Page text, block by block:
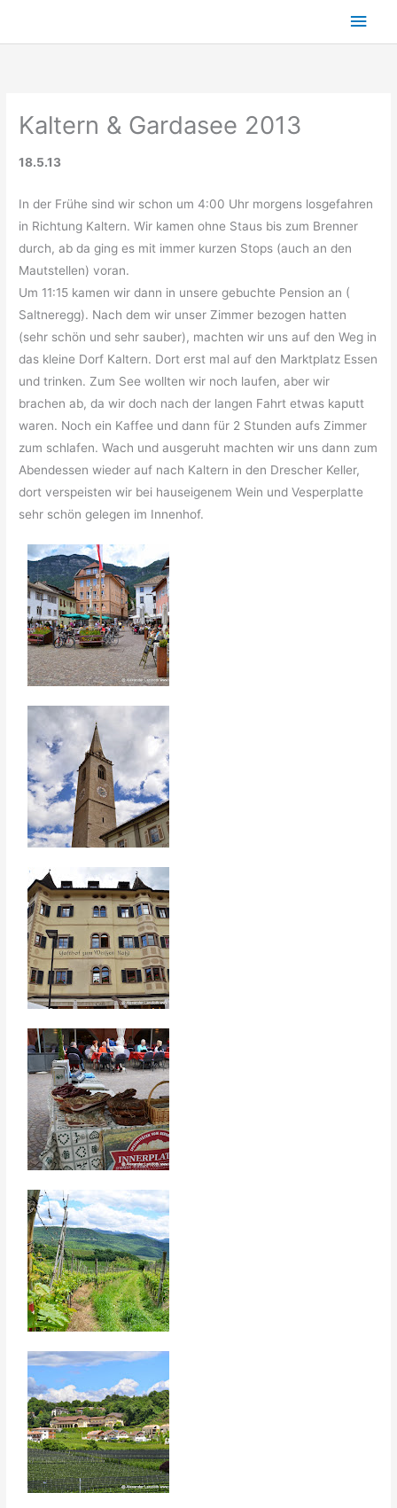
Kaltern & Gardasee 2013
18.5.13
In der Frühe sind wir schon um 4:00 Uhr morgens losgefahren
in Richtung Kaltern. Wir kamen ohne Staus bis zum Brenner
durch, ab da ging es mit immer kurzen Stops (auch an den
Mautstellen) voran.
Um 11:15 kamen wir dann in unsere gebuchte Pension an (
Saltneregg). Nach dem wir unser Zimmer bezogen hatten
(sehr schön und sehr sauber), machten wir uns auf den Weg in
das kleine Dorf Kaltern. Dort erst mal auf den Marktplatz Essen
und trinken. Zum See wollten wir noch laufen, aber wir
brachen ab, da wir doch nach der langen Fahrt etwas kaputt
waren. Noch ein Kaffee und dann für 2 Stunden aufs Zimmer
zum schlafen. Wach und ausgeruht machten wir uns dann zum
Abendessen wieder auf nach Kaltern in den Drescher Keller,
dort verspeisten wir bei hauseigenem Wein und Vesperplatte
sehr schön gelegen im Innenhof.